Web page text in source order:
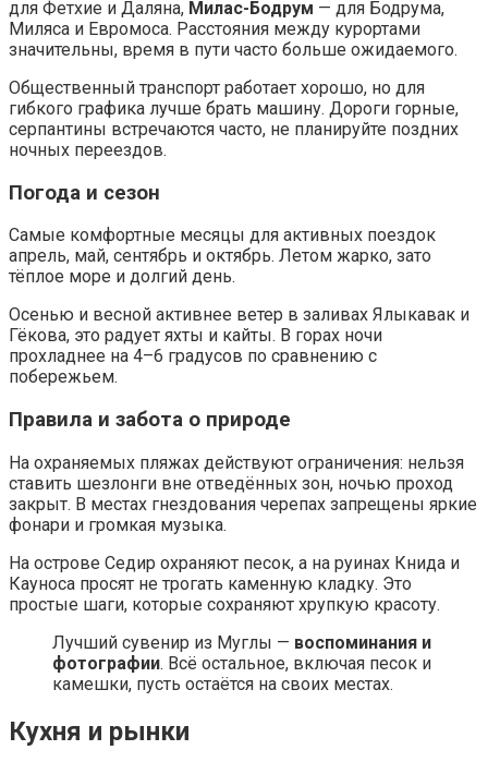
для Фетхие и Даляна, Милас-Бодрум — для Бодрума,
Милясa и Евромоса. Расстояния между курортами
значительны, время в пути часто больше ожидаемого.
Общественный транспорт работает хорошо, но для
гибкого графика лучше брать машину. Дороги горные,
серпантины встречаются часто, не планируйте поздних
ночных переездов.
Погода и сезон
Самые комфортные месяцы для активных поездок
апрель, май, сентябрь и октябрь. Летом жарко, зато
тёплое море и долгий день.
Осенью и весной активнее ветер в заливах Ялыкавак и
Гёкова, это радует яхты и кайты. В горах ночи
прохладнее на 4–6 градусов по сравнению с
побережьем.
Правила и забота о природе
На охраняемых пляжах действуют ограничения: нельзя
ставить шезлонги вне отведённых зон, ночью проход
закрыт. В местах гнездования черепах запрещены яркие
фонари и громкая музыка.
На острове Седир охраняют песок, а на руинах Книда и
Кауноса просят не трогать каменную кладку. Это
простые шаги, которые сохраняют хрупкую красоту.
Лучший сувенир из Муглы — воспоминания и
фотографии. Всё остальное, включая песок и
камешки, пусть остаётся на своих местах.
Кухня и рынки